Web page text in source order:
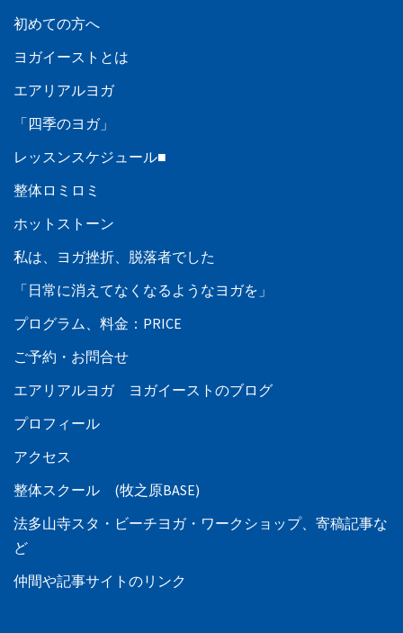
初めての方へ
ヨガイーストとは
エアリアルヨガ
「四季のヨガ」
レッスンスケジュール■
整体ロミロミ
ホットストーン
私は、ヨガ挫折、脱落者でした
「日常に消えてなくなるようなヨガを」
プログラム、料金：PRICE
ご予約・お問合せ
エアリアルヨガ ヨガイーストのブログ
プロフィール
アクセス
整体スクール (牧之原BASE)
法多山寺スタ・ビーチヨガ・ワークショップ、寄稿記事な
ど
仲間や記事サイトのリンク